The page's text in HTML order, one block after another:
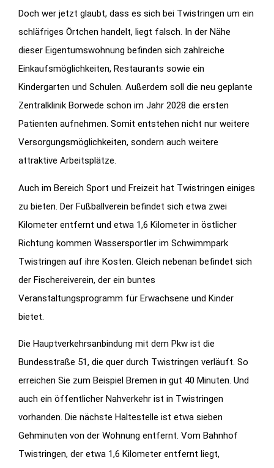
Doch wer jetzt glaubt, dass es sich bei Twistringen um ein
schläfriges Örtchen handelt, liegt falsch. In der Nähe
dieser Eigentumswohnung befinden sich zahlreiche
Einkaufsmöglichkeiten, Restaurants sowie ein
Kindergarten und Schulen. Außerdem soll die neu geplante
Zentralklinik Borwede schon im Jahr 2028 die ersten
Patienten aufnehmen. Somit entstehen nicht nur weitere
Versorgungsmöglichkeiten, sondern auch weitere
attraktive Arbeitsplätze.
Auch im Bereich Sport und Freizeit hat Twistringen einiges
zu bieten. Der Fußballverein befindet sich etwa zwei
Kilometer entfernt und etwa 1,6 Kilometer in östlicher
Richtung kommen Wassersportler im Schwimmpark
Twistringen auf ihre Kosten. Gleich nebenan befindet sich
der Fischereiverein, der ein buntes
Veranstaltungsprogramm für Erwachsene und Kinder
bietet.
Die Hauptverkehrsanbindung mit dem Pkw ist die
Bundesstraße 51, die quer durch Twistringen verläuft. So
erreichen Sie zum Beispiel Bremen in gut 40 Minuten. Und
auch ein öffentlicher Nahverkehr ist in Twistringen
vorhanden. Die nächste Haltestelle ist etwa sieben
Gehminuten von der Wohnung entfernt. Vom Bahnhof
Twistringen, der etwa 1,6 Kilometer entfernt liegt,